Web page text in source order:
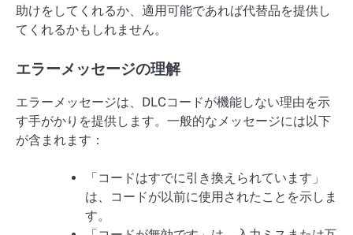
助けをしてくれるか、適用可能であれば代替品を提供し
てくれるかもしれません。
エラーメッセージの理解
エラーメッセージは、DLCコードが機能しない理由を示
す手がかりを提供します。一般的なメッセージには以下
が含まれます：
「コードはすでに引き換えられています」
は、コードが以前に使用されたことを示しま
す。